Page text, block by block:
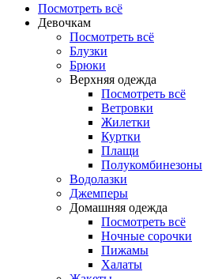
Посмотреть всё
Девочкам
Посмотреть всё
Блузки
Брюки
Верхняя одежда
Посмотреть всё
Ветровки
Жилетки
Куртки
Плащи
Полукомбинезоны
Водолазки
Джемперы
Домашняя одежда
Посмотреть всё
Ночные сорочки
Пижамы
Халаты